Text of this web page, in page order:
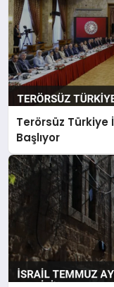
Terörsüz Türkiye
Başlıyor